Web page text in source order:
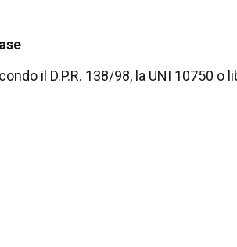
il D.P.R. 138/98, la UNI 10750 o